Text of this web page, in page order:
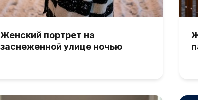
Женский портрет на
заснеженной улице ночью